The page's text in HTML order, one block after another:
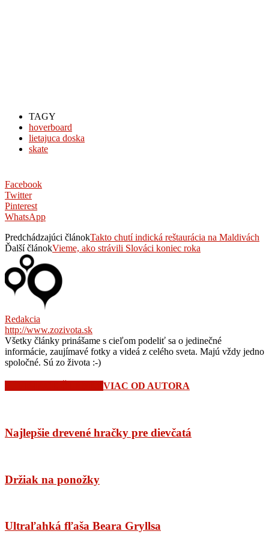
TAGY
hoverboard
lietajuca doska
skate
Facebook
Twitter
Pinterest
WhatsApp
Predchádzajúci článokTakto chutí indická reštaurácia na Maldivách
Ďalší článokVieme, ako strávili Slováci koniec roka
Redakcia
http://www.zozivota.sk
Všetky články prinášame s cieľom podeliť sa o jedinečné
informácie, zaujímavé fotky a videá z celého sveta. Majú vždy jedno
spoločné. Sú zo života :-)
VIAC OD AUTORA
Najlepšie drevené hračky pre dievčatá
Držiak na ponožky
Ultraľahká fľaša Beara Gryllsa